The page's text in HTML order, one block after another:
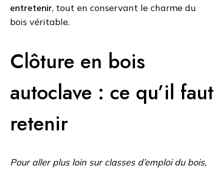
entretenir, tout en conservant le charme du
bois véritable.
Clôture en bois
autoclave : ce qu’il faut
retenir
Pour aller plus loin sur classes d’emploi du bois,